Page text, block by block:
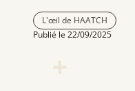
L'œil de HAATCH
Publié le 22/09/2025